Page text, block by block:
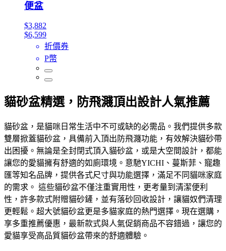
便盆
$3,882
$6,599
折價券
P幣
貓砂盆精選，防飛濺頂出設計人氣推薦
貓砂盆，是貓咪日常生活中不可或缺的必需品。我們提供多款
雙層掀蓋貓砂盆，具備前入頂出防飛濺功能，有效解決貓砂帶
出困擾。無論是全封閉式頂入貓砂盆，或是大空間設計，都能
讓您的愛貓擁有舒適的如廁環境。意馳YICHI、蔓斯菲、寵趣
匯等知名品牌，提供各式尺寸與功能選擇，滿足不同貓咪家庭
的需求。 這些貓砂盆不僅注重實用性，更考量到清潔便利
性，許多款式附贈貓砂鏟，並有落砂回收設計，讓貓奴們清理
更輕鬆。超大號貓砂盆更是多貓家庭的熱門選擇。現在選購，
享多重推薦優惠，最新款式與人氣促銷商品不容錯過，讓您的
愛貓享受高品質貓砂盆帶來的舒適體驗。